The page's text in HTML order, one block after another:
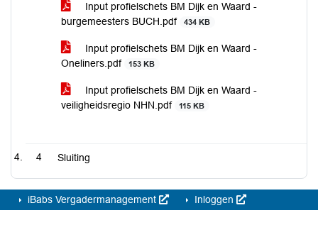
Input profielschets BM Dijk en Waard -
burgemeesters BUCH.pdf
434 KB
Input profielschets BM Dijk en Waard -
Oneliners.pdf
153 KB
Input profielschets BM Dijk en Waard -
veiligheidsregio NHN.pdf
115 KB
4 Sluiting
iBabs Vergadermanagement Inloggen